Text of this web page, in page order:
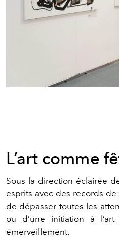
L’art comme
Sous la direction éclairée
esprits avec des records
de dépasser toutes les
ou d’une initiation à
émerveillement.